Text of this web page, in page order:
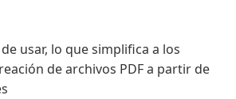
usar, lo que simplifica a los
de archivos PDF a partir de